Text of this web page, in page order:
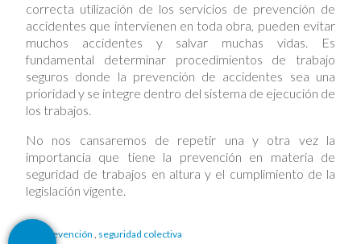
correcta utilización de los servicios de prevención de
accidentes que intervienen en toda obra, pueden evitar
muchos accidentes y salvar muchas vidas. Es
fundamental determinar procedimientos de trabajo
seguros donde la prevención de accidentes sea una
prioridad y se integre dentro del sistema de ejecución de
los trabajos.
No nos cansaremos de repetir una y otra vez la
importancia que tiene la prevención en materia de
seguridad de trabajos en altura y el cumplimiento de la
legislación vigente.
Prevención , seguridad colectiva